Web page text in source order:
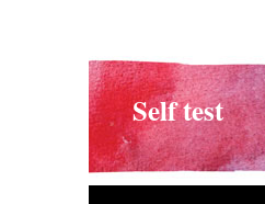
Self test